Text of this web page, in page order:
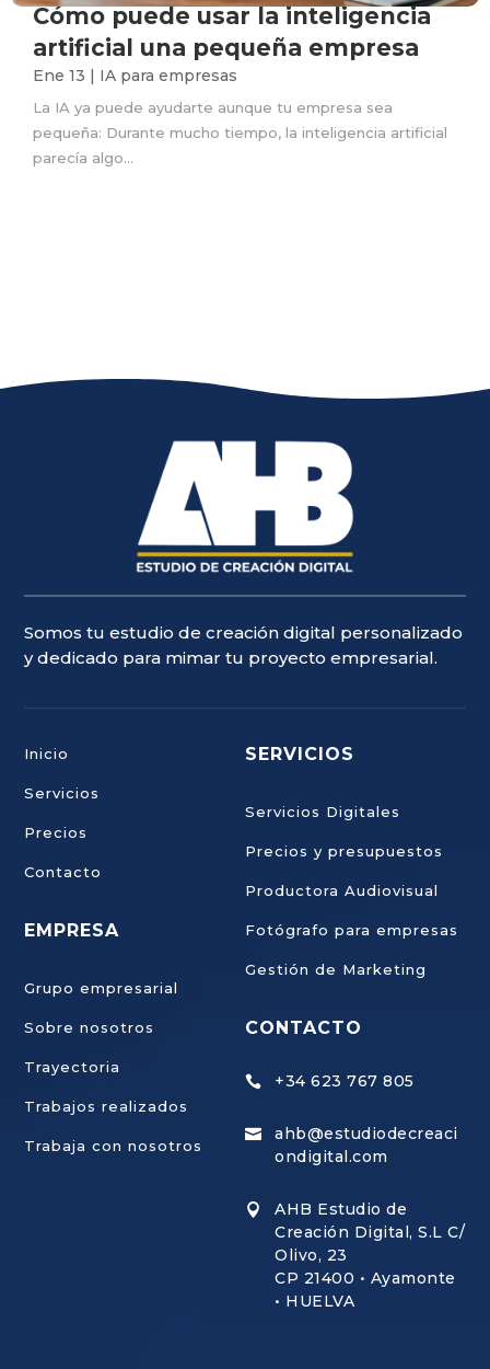
Cómo puede usar la inteligencia
artificial una pequeña empresa
Ene 13 | IA para empresas
La IA ya puede ayudarte aunque tu empresa sea
pequeña: Durante mucho tiempo, la inteligencia artificial
parecía algo...
Somos tu estudio de creación digital personalizado
y dedicado para mimar tu proyecto empresarial.
Inicio
Servicios
Precios
Contacto
EMPRESA
Grupo empresarial
Sobre nosotros
Trayectoria
Trabajos realizados
Trabaja con nosotros
SERVICIOS
Servicios Digitales
Precios y presupuestos
Productora Audiovisual
Fotógrafo para empresas
Gestión de Marketing
CONTACTO
 +34 623 767 805

ahb@estudiodecreaci
ondigital.com

AHB Estudio de
Creación Digital, S.L C/
Olivo, 23
CP 21400 • Ayamonte
• HUELVA
Alberto · AHB Estudio ×
ASESORAMIENTO PERSONALIZADO
Cuéntanos qué necesita tu empresa y te